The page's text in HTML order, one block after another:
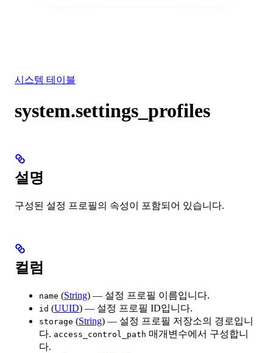
시스템 테이블
system.settings_profiles
설명
구성된 설정 프로필의 속성이 포함되어 있습니다.
컬럼
name (String) — 설정 프로필 이름입니다.
id (UUID) — 설정 프로필 ID입니다.
storage (String) — 설정 프로필 저장소의 경로입니
다. access_control_path 매개변수에서 구성합니
다.